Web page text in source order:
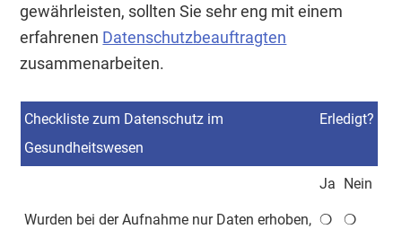
gewährleisten, sollten Sie sehr eng mit einem
erfahrenen Datenschutzbeauftragten
zusammenarbeiten.
Checkliste zum Datenschutz im
Gesundheitswesen
Erledigt?
Ja Nein
Wurden bei der Aufnahme nur Daten erhoben, ❍ ❍